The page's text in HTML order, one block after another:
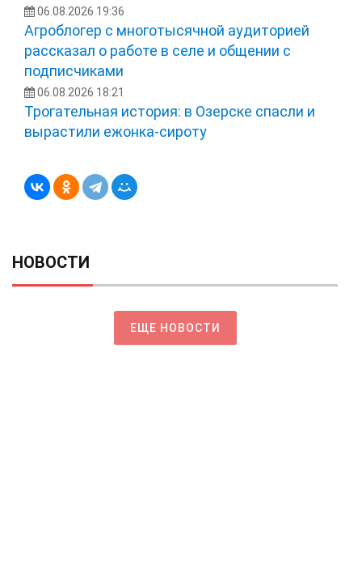
06.08.2026 19:36
Агроблогер с многотысячной аудиторией
рассказал о работе в селе и общении с
подписчиками
06.08.2026 18:21
Трогательная история: в Озерске спасли и
вырастили ежонка‑сироту
НОВОСТИ
ЕЩЕ НОВОСТИ